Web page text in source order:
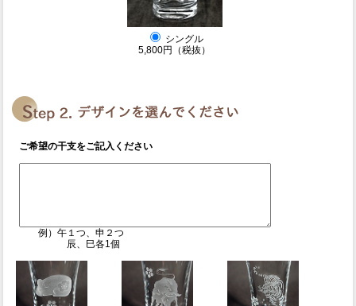
シングル
5,800円（税抜）
ご希望の干支をご記入ください
例）午１つ、申２つ
辰、巳各1個